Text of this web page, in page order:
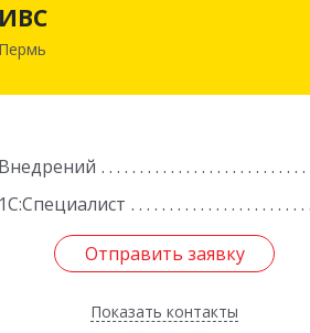
ИВС
Пермь
Внедрений
1С:Специалист
Отправить заявку
Показать контакты
Отправить заявку
Назад